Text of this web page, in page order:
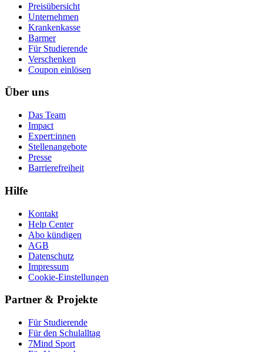
Preisübersicht
Unternehmen
Krankenkasse
Barmer
Für Studierende
Ver­schen­ken
Coupon einlösen
Über uns
Das Team
Impact
Expert:innen
Stellenangebote
Presse
Barrierefreiheit
Hilfe
Kontakt
Help Center
Abo kündigen
AGB
Datenschutz
Impressum
Cookie-Einstellungen
Partner & Projekte
Für Stu­die­rende
Für den Schulalltag
7Mind Sport